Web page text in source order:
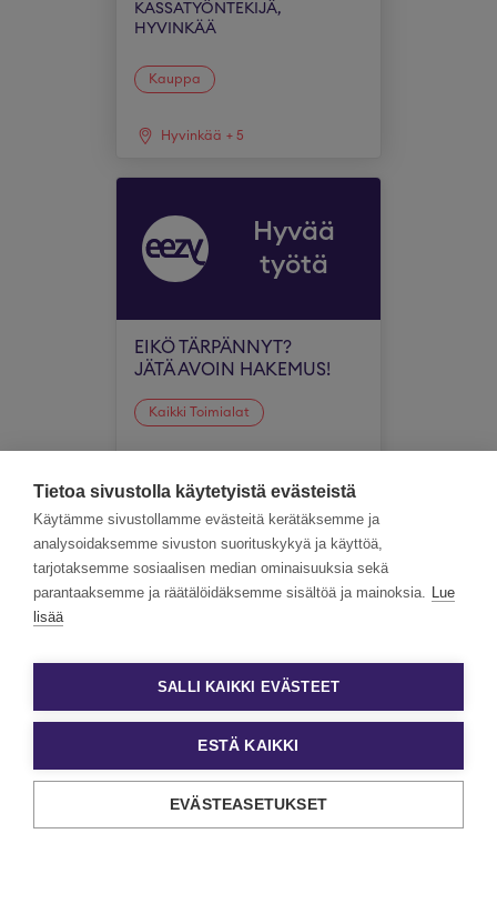
KASSATYÖNTEKIJÄ,
HYVINKÄÄ
Kauppa
Hyvinkää + 5
Hyvää
työtä
EIKÖ TÄRPÄNNYT?
JÄTÄ AVOIN HAKEMUS!
Kaikki Toimialat
Koko Suomi
Tietoa sivustolla käytetyistä evästeistä
Käytämme sivustollamme evästeitä kerätäksemme ja
analysoidaksemme sivuston suorituskykyä ja käyttöä,
tarjotaksemme sosiaalisen median ominaisuuksia sekä
parantaaksemme ja räätälöidäksemme sisältöä ja mainoksia. Lue
lisää
SALLI KAIKKI EVÄSTEET
ESTÄ KAIKKI
EVÄSTEASETUKSET